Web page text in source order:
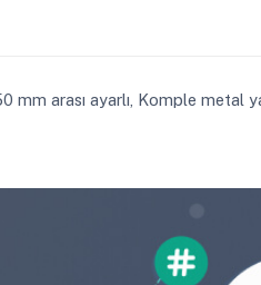
arası ayarlı, Komple metal